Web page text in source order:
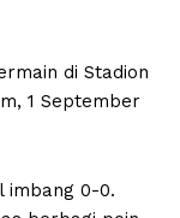
di Stadion
1 September
imbang 0-0.